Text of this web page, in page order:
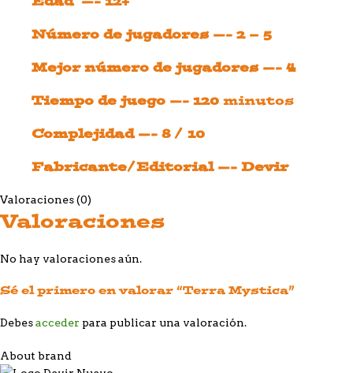
Número de jugadores —- 2 – 5
Mejor número de jugadores —- 4
Tiempo de juego —- 120 minutos
Complejidad —- 8 / 10
Fabricante/Editorial —- Devir
Valoraciones (0)
Valoraciones
No hay valoraciones aún.
Sé el primero en valorar “Terra Mystica”
Debesacceder para publicar una valoración.
About brand